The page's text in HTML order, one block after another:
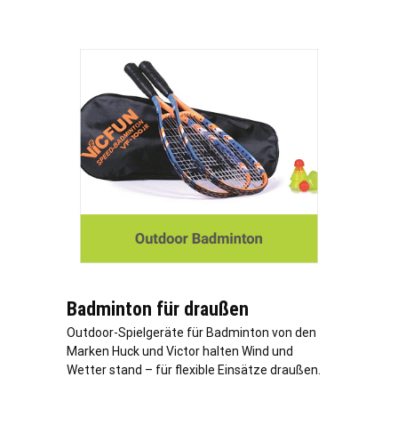
Badminton für draußen
Outdoor-Spielgeräte für Badminton von den
Marken Huck und Victor halten Wind und
Wetter stand – für flexible Einsätze draußen.